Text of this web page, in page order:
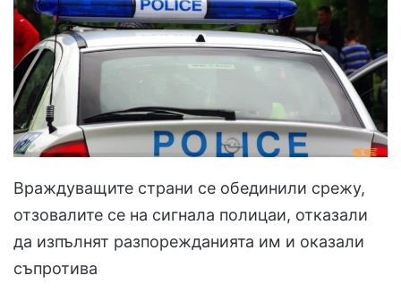
Враждуващите страни се обединили срежу,
отзовалите се на сигнала полицаи, отказали
да изпълнят разпорежданията им и оказали
съпротива